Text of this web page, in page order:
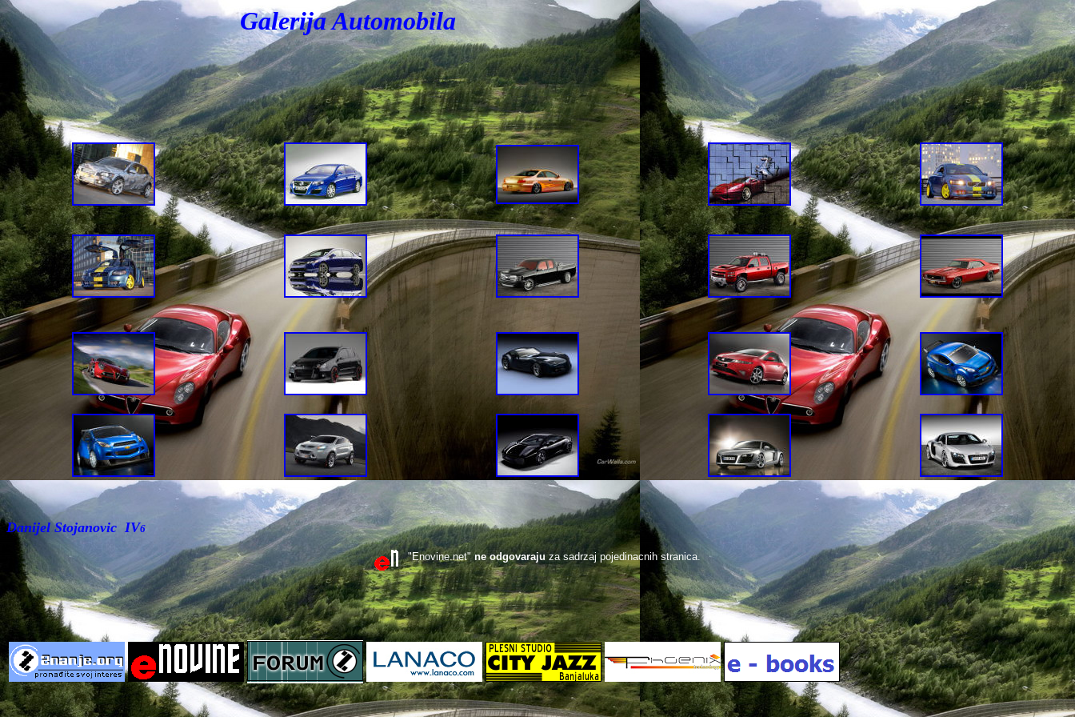
Galerija Automobila
Danijel Stojanovic IV6
"Enovine.net"ne odgovarajuza sadrzaj pojedinacnih stranica.